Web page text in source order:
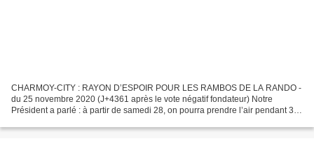
CHARMOY-CITY : RAYON D’ESPOIR POUR LES RAMBOS DE LA RANDO -
du 25 novembre 2020 (J+4361 après le vote négatif fondateur) Notre
Président a parlé : à partir de samedi 28, on pourra prendre l’air pendant 3